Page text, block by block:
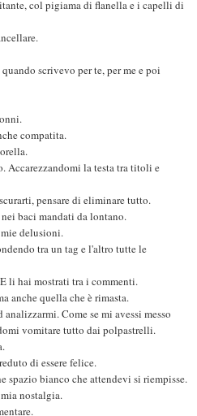
col pigiama di flanella e i capelli di
scrivevo per te, per me e poi
compatita.
Accarezzandomi la testa tra titoli e
pensare di eliminare tutto.
baci mandati da lontano.
delusioni.
tra un tag e l'altro tutte le
li hai mostrati tra i commenti.
anche quella che è rimasta.
Come se mi avessi messo
vomitare tutto dai polpastrelli.
di essere felice.
spazio bianco che attendevi si riempisse.
nostalgia.